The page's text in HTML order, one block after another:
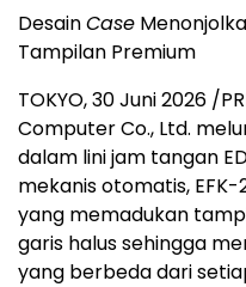
DesainCase
Tampilan Premium
TOKYO,30 Juni 2026 /
Computer Co., Ltd.
dalam lini jam tangan
mekanis otomatis,
yang memadukan
garis halus sehingga
yang berbeda dari